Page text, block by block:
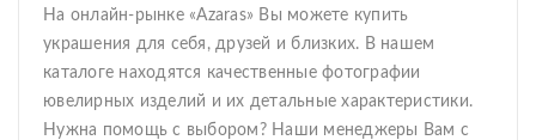
На онлайн-рынке «Azaras» Вы можете купить
украшения для себя, друзей и близких. В нашем
каталоге находятся качественные фотографии
ювелирных изделий и их детальные характеристики.
Нужна помощь с выбором? Наши менеджеры Вам с